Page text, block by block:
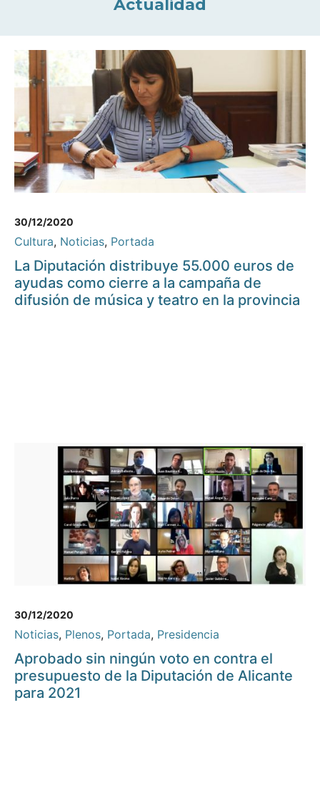
Actualidad
30/12/2020
Cultura, Noticias, Portada
La Diputación distribuye 55.000 euros de
ayudas como cierre a la campaña de
difusión de música y teatro en la provincia
30/12/2020
Noticias, Plenos, Portada, Presidencia
Aprobado sin ningún voto en contra el
presupuesto de la Diputación de Alicante
para 2021